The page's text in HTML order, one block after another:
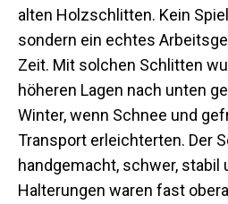
alten Holzschlitten. Kein
sondern ein echtes
Zeit. Mit solchen Schlitten
höheren Lagen nach unten
Winter, wenn Schnee und
Transport erleichterten. Der
handgemacht, schwer, stabil
Halterungen waren fast